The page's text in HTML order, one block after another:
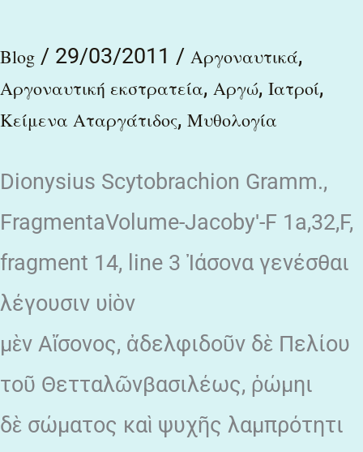
Blog / 29/03/2011 / Αργοναυτικά,
Αργοναυτική εκστρατεία, Αργώ, Ιατροί,
Κείμενα Αταργάτιδος, Μυθολογία
Dionysius Scytobrachion Gramm.,
FragmentaVolume-Jacobyʹ-F 1a,32,F,
fragment 14, line 3 Ἰάσονα γενέσθαι
λέγουσιν υἱὸν
μὲν Αἴσονος, ἀδελφιδοῦν δὲ Πελίου
τοῦ Θετταλῶνβασιλέως, ῥώμηι
δὲ σώματος καὶ ψυχῆς λαμπρότητι